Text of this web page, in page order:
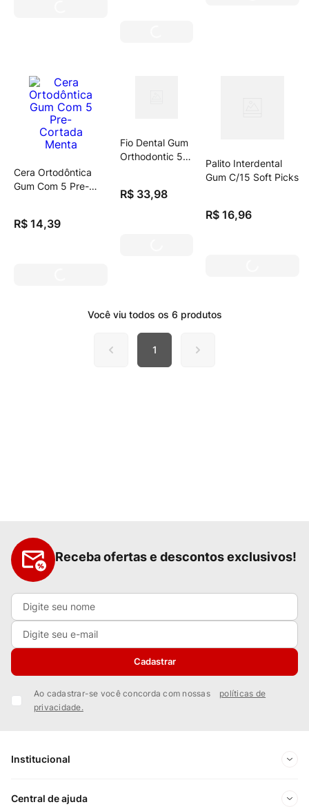
Cera Ortodôntica
Gum Com 5 Pre-
R$ 14,39
Fio Dental Gum
Orthodontic 50
R$ 33,98
Palito Interdental
Gum C/15 Soft Picks
R$ 16,96
Você viu todos os 6 produtos
1
Receba ofertas e descontos exclusivos!
Cadastrar
Ao cadastrar-se você concorda com nossas
políticas de
privacidade.
Institucional
Sobre Nós
Central de ajuda